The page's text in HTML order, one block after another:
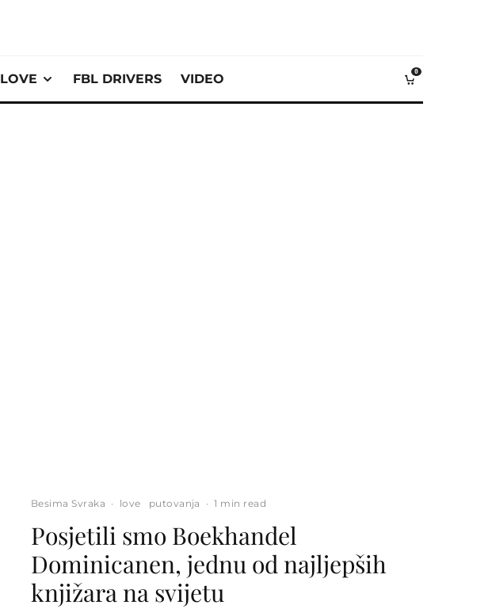
LOVE FBL DRIVERS VIDEO 0
Besima Svraka · love putovanja · 1 min read
Posjetili smo Boekhandel
Dominicanen, jednu od najljepših
knjižara na svijetu